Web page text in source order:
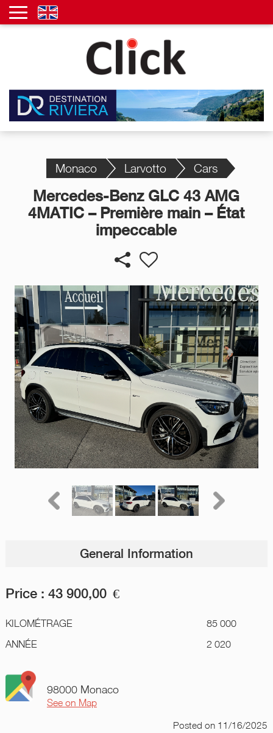
Monaco Larvotto Cars
Mercedes-Benz GLC 43 AMG
4MATIC – Première main – État
impeccable
General Information
Price : 43 900,00 €
KILOMÉTRAGE
85 000
ANNÉE
2 020
98000 Monaco
See on Map
Postedon 11/16/2025